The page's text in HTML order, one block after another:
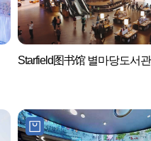
Starfield图书馆 별마당도서관